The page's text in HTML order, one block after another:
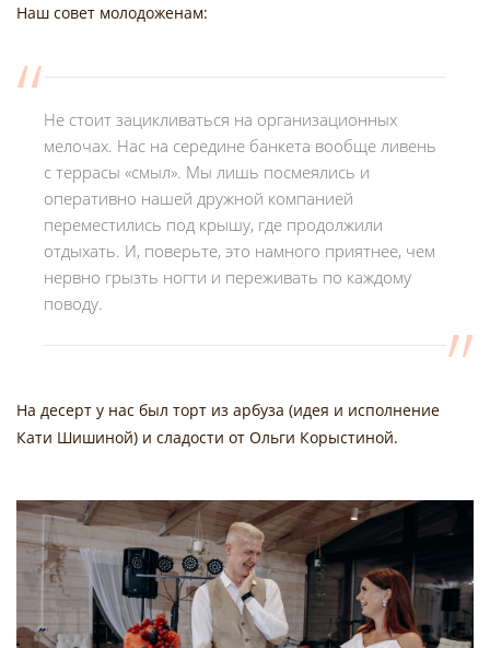
Наш совет молодоженам:
Не стоит зацикливаться на организационных
мелочах. Нас на середине банкета вообще ливень
с террасы «смыл». Мы лишь посмеялись и
оперативно нашей дружной компанией
переместились под крышу, где продолжили
отдыхать. И, поверьте, это намного приятнее, чем
нервно грызть ногти и переживать по каждому
поводу.
На десерт у нас был торт из арбуза (идея и исполнение
Кати Шишиной) и сладости от Ольги Корыстиной.